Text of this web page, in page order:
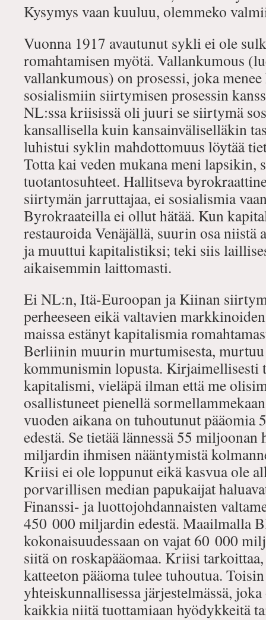
Kysymys vaan kuuluu, olemmeko
Vuonna 1917 avautunut sykli ei ole
romahtamisen myötä. Vallankumous
vallankumous) on prosessi, joka menee
sosialismiin siirtymisen prosessin
NL:ssa kriisissä oli juuri se siirtymä
kansallisella kuin kansainväliselläkin
luhistui syklin mahdottomuus löytää
Totta kai veden mukana meni lapsikin,
tuotantosuhteet. Hallitseva
siirtymän jarruttajaa, ei sosialismia
Byrokraateilla ei ollut hätää. Kun
restauroida Venäjällä, suurin osa niistä
ja muuttui kapitalistiksi; teki siis
aikaisemmin laittomasti.
Ei NL:n, Itä-Euroopan ja Kiinan
perheeseen eikä valtavien
maissa estänyt kapitalismia
Berliinin muurin murtumisesta,
kommunismin lopusta. Kirjaimellisesti
kapitalismi, vieläpä ilman että me
osallistuneet pienellä
vuoden aikana on tuhoutunut
edestä. Se tietää lännessä 55
miljardin ihmisen nääntymistä
Kriisi ei ole loppunut eikä kasvua ole
porvarillisen median papukaijat
Finanssi- ja luottojohdannaisten
450 000 miljardin edestä. Maailmalla
kokonaisuudessaan on vajat 60 000
siitä on roskapääomaa. Kriisi
katteeton pääoma tulee tuhoutua.
yhteiskunnallisessa järjestelmässä,
kaikkia niitä tuottamiaan hyödykkeitä